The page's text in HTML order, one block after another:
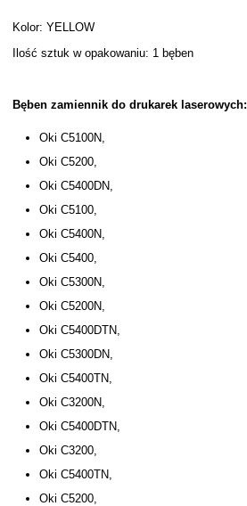
Kolor: YELLOW
Ilość sztuk w opakowaniu: 1 bęben
Bęben zamiennik do drukarek laserowych:
Oki C5100N,
Oki C5200,
Oki C5400DN,
Oki C5100,
Oki C5400N,
Oki C5400,
Oki C5300N,
Oki C5200N,
Oki C5400DTN,
Oki C5300DN,
Oki C5400TN,
Oki C3200N,
Oki C5400DTN,
Oki C3200,
Oki C5400TN,
Oki C5200,